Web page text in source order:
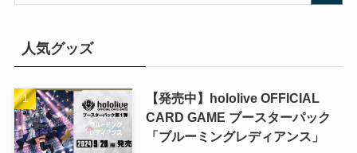
人気グッズ
【発売中】hololive OFFICIAL
CARD GAME ブースターパック
「ブルーミングレディアンス」